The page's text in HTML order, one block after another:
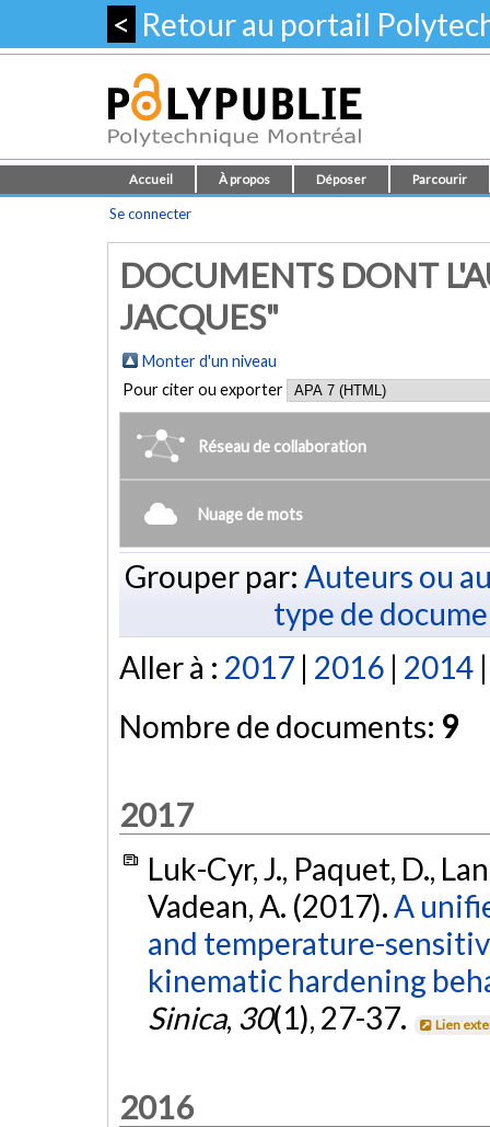
< Retour au portail
Accueil À propos Déposer Parcourir
Se connecter
DOCUMENTS DONT
JACQUES"
Monter d'un niveau
Pour citer ou exporter
Réseau de collaboration
Nuage de mots
Grouper par: Auteurs ou
type de
Aller à : 2017 | 2016 | 2014
Nombre de documents: 9
2017
Luk-Cyr, J., Paquet, D.,
Vadean, A. (2017).A
and temperature-
kinematic hardening
Sinica, 30(1), 27-37. Lien
2016